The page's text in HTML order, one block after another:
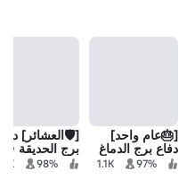
[🎂عام واحد]
دفاع برج الدماغ
97%
1.1K
[🛡️العشائر]
برج الحديقة 🌻
98%